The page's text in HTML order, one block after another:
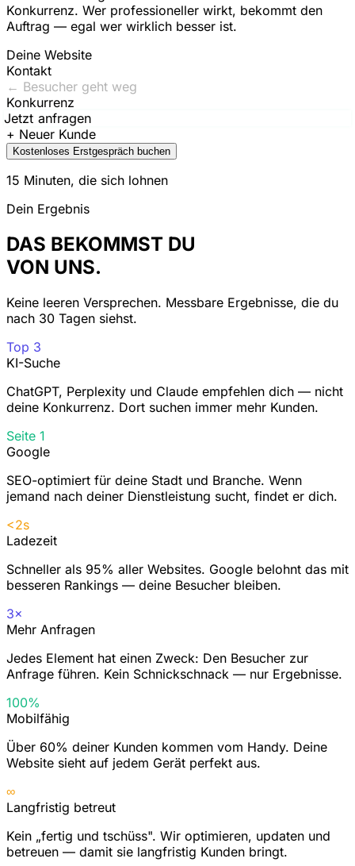
Konkurrenz. Wer professioneller wirkt, bekommt den
Auftrag — egal wer wirklich besser ist.
Deine Website
Kontakt
← Besucher geht weg
Konkurrenz
Jetzt anfragen
+ Neuer Kunde
Kostenloses Erstgespräch buchen
15 Minuten, die sich lohnen
Dein Ergebnis
DAS BEKOMMST DU
VON UNS.
Keine leeren Versprechen. Messbare Ergebnisse, die du
nach 30 Tagen siehst.
Top 3
KI-Suche
ChatGPT, Perplexity und Claude empfehlen dich — nicht
deine Konkurrenz. Dort suchen immer mehr Kunden.
Seite 1
Google
SEO-optimiert für deine Stadt und Branche. Wenn
jemand nach deiner Dienstleistung sucht, findet er dich.
<2s
Ladezeit
Schneller als 95% aller Websites. Google belohnt das mit
besseren Rankings — deine Besucher bleiben.
3×
Mehr Anfragen
Jedes Element hat einen Zweck: Den Besucher zur
Anfrage führen. Kein Schnickschnack — nur Ergebnisse.
100%
Mobilfähig
Über 60% deiner Kunden kommen vom Handy. Deine
Website sieht auf jedem Gerät perfekt aus.
∞
Langfristig betreut
Kein „fertig und tschüss". Wir optimieren, updaten und
betreuen — damit sie langfristig Kunden bringt.